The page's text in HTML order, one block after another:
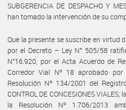
SUBGERENCIA DE DESPACHO Y
han tomado la intervención de su
Que la presente se suscribe en virtud
por el Decreto – Ley N° 505/58
N°16.920, por el Acta Acuerdo de
Corredor Vial Nº 18 aprobado
Resolución Nº 134/2001 del
CONTROL DE CONCESIONES
la Resolución Nº 1.706/2013